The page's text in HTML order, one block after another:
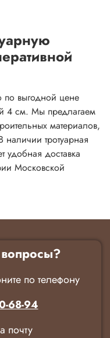
по выгодной цене
4 см. Мы предлагаем
материалов,
наличии тротуарная
удобная доставка
Московской
по телефону
68-94
почту